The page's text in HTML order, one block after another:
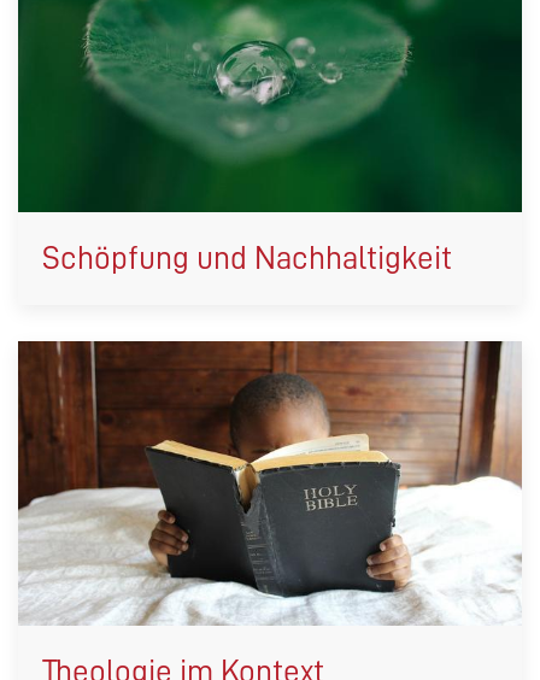
Schöpfung und Nachhaltigkeit
Theologie im Kontext